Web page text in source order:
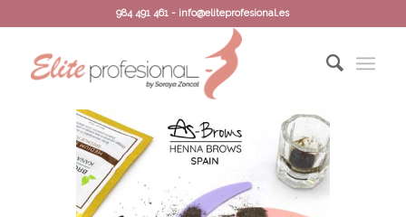
984 491 461 - info@eliteprofesional.es